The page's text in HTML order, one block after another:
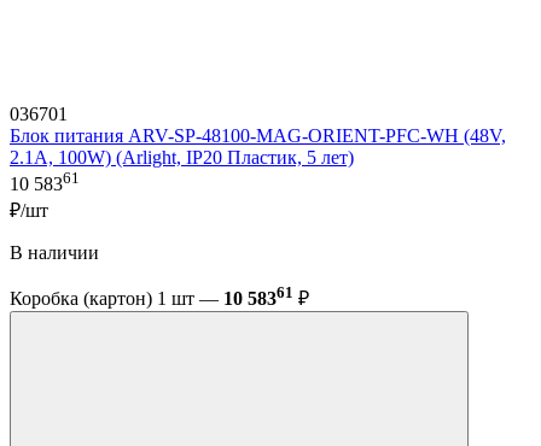
036701
Блок питания ARV-SP-48100-MAG-ORIENT-PFC-WH (48V,
2.1A, 100W) (Arlight, IP20 Пластик, 5 лет)
10 58361
₽/шт
В наличии
Коробка (картон) 1 шт — 10 58361 ₽